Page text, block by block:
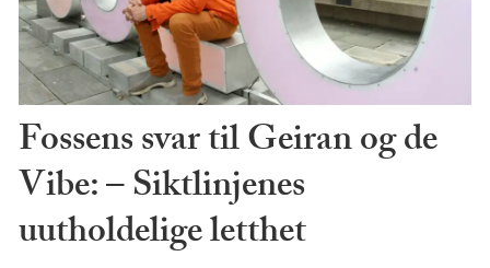
Fossens svar til Geiran og de
Vibe: – Siktlinjenes
uutholdelige letthet